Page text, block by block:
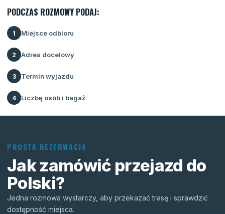
PODCZAS ROZMOWY PODAJ:
1 Miejsce odbioru
2 Adres docelowy
3 Termin wyjazdu
4 Liczbę osób i bagaż
PROSTA REZERWACJA
Jak zamówić przejazd do
Polski?
Jedna rozmowa wystarczy, aby przekazać trasę i sprawdzić
dostępność miejsca.